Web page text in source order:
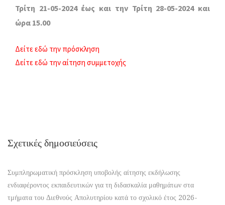
Τρίτη 21-05-2024 έως και την Τρίτη 28-05-2024 και
ώρα 15.00
Δείτε εδώ την πρόσκληση
Δείτε εδώ την αίτηση συμμετοχής
Σχετικές δημοσιεύσεις
Συμπληρωματική πρόσκληση υποβολής αίτησης εκδήλωσης
ενδιαφέροντος εκπαιδευτικών για τη διδασκαλία μαθημάτων στα
τμήματα του Διεθνούς Απολυτηρίου κατά το σχολικό έτος 2026-